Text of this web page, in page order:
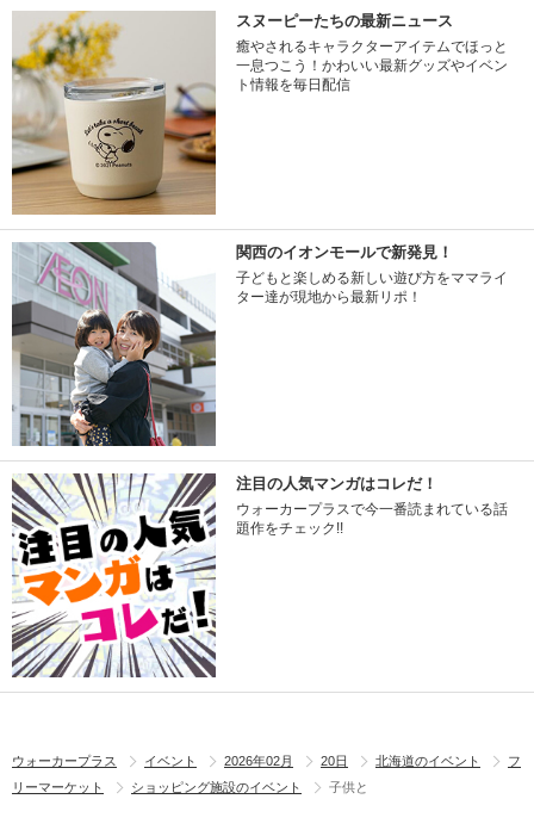
スヌーピーたちの最新ニュース
癒やされるキャラクターアイテムでほっと
一息つこう！かわいい最新グッズやイベン
ト情報を毎日配信
関西のイオンモールで新発見！
子どもと楽しめる新しい遊び方をママライ
ター達が現地から最新リポ！
注目の人気マンガはコレだ！
ウォーカープラスで今一番読まれている話
題作をチェック!!
ウォーカープラス イベント 2026年02月 20日 北海道のイベント
フ
リーマーケット
ショッピング施設のイベント 子供と